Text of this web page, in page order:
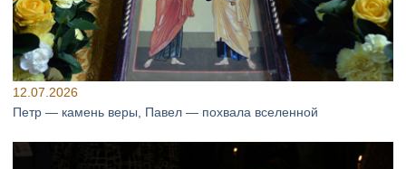
12.07.2026
Петр — камень веры, Павел — похвала вселенной